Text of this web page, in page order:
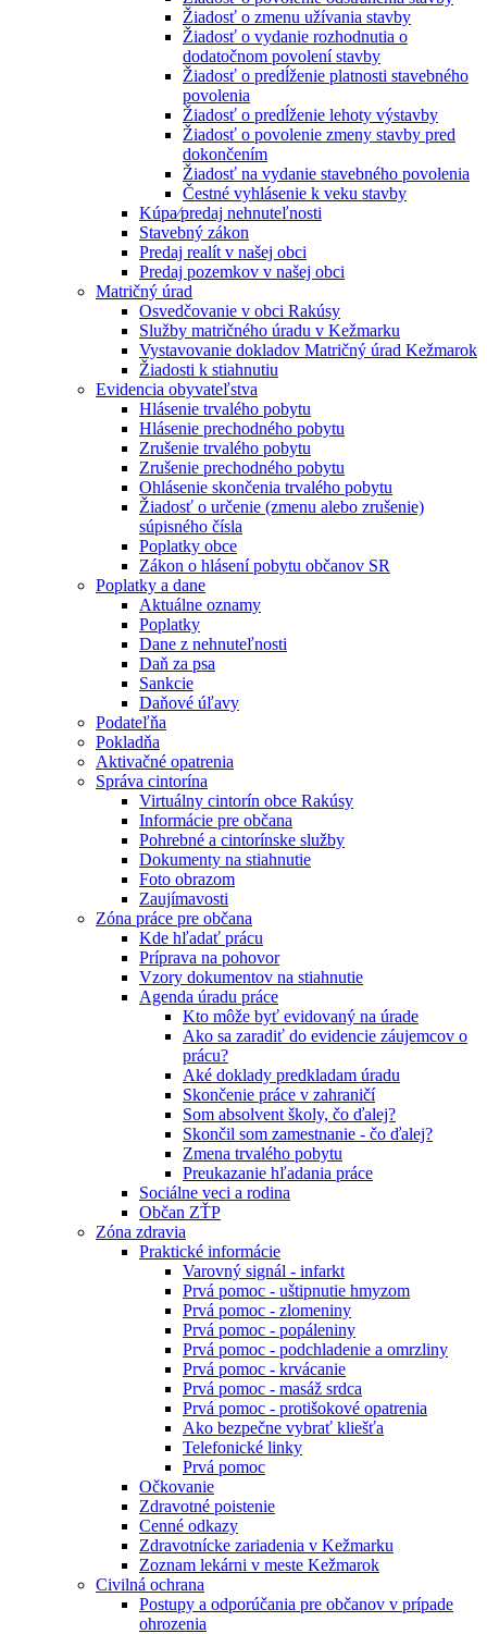
Žiadosť o zmenu užívania stavby
Žiadosť o vydanie rozhodnutia o
dodatočnom povolení stavby
Žiadosť o predĺženie platnosti stavebného
povolenia
Žiadosť o predĺženie lehoty výstavby
Žiadosť o povolenie zmeny stavby pred
dokončením
Žiadosť na vydanie stavebného povolenia
Čestné vyhlásenie k veku stavby
Kúpa⁄predaj nehnuteľnosti
Stavebný zákon
Predaj realít v našej obci
Predaj pozemkov v našej obci
Matričný úrad
Osvedčovanie v obci Rakúsy
Služby matričného úradu v Kežmarku
Vystavovanie dokladov Matričný úrad Kežmarok
Žiadosti k stiahnutiu
Evidencia obyvateľstva
Hlásenie trvalého pobytu
Hlásenie prechodného pobytu
Zrušenie trvalého pobytu
Zrušenie prechodného pobytu
Ohlásenie skončenia trvalého pobytu
Žiadosť o určenie (zmenu alebo zrušenie)
súpisného čísla
Poplatky obce
Zákon o hlásení pobytu občanov SR
Poplatky a dane
Aktuálne oznamy
Poplatky
Dane z nehnuteľnosti
Daň za psa
Sankcie
Daňové úľavy
Podateľňa
Pokladňa
Aktivačné opatrenia
Správa cintorína
Virtuálny cintorín obce Rakúsy
Informácie pre občana
Pohrebné a cintorínske služby
Dokumenty na stiahnutie
Foto obrazom
Zaujímavosti
Zóna práce pre občana
Kde hľadať prácu
Príprava na pohovor
Vzory dokumentov na stiahnutie
Agenda úradu práce
Kto môže byť evidovaný na úrade
Ako sa zaradiť do evidencie záujemcov o
prácu?
Aké doklady predkladam úradu
Skončenie práce v zahraničí
Som absolvent školy, čo ďalej?
Skončil som zamestnanie - čo ďalej?
Zmena trvalého pobytu
Preukazanie hľadania práce
Sociálne veci a rodina
Občan ZŤP
Zóna zdravia
Praktické informácie
Varovný signál - infarkt
Prvá pomoc - uštipnutie hmyzom
Prvá pomoc - zlomeniny
Prvá pomoc - popáleniny
Prvá pomoc - podchladenie a omrzliny
Prvá pomoc - krvácanie
Prvá pomoc - masáž srdca
Prvá pomoc - protišokové opatrenia
Ako bezpečne vybrať kliešťa
Telefonické linky
Prvá pomoc
Očkovanie
Zdravotné poistenie
Cenné odkazy
Zdravotnícke zariadenia v Kežmarku
Zoznam lekárni v meste Kežmarok
Civilná ochrana
Postupy a odporúčania pre občanov v prípade
ohrozenia